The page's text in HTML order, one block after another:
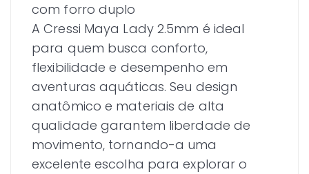
com forro duplo
A Cressi Maya Lady 2.5mm é ideal
para quem busca conforto,
flexibilidade e desempenho em
aventuras aquáticas. Seu design
anatômico e materiais de alta
qualidade garantem liberdade de
movimento, tornando-a uma
excelente escolha para explorar o